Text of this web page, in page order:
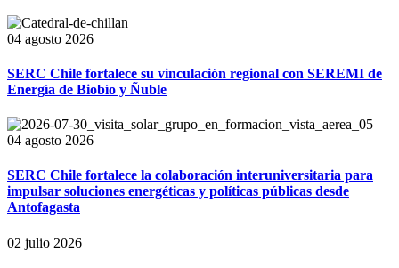
04 agosto 2026
SERC Chile fortalece su vinculación regional con SEREMI de
Energía de Biobío y Ñuble
04 agosto 2026
SERC Chile fortalece la colaboración interuniversitaria para
impulsar soluciones energéticas y políticas públicas desde
Antofagasta
02 julio 2026